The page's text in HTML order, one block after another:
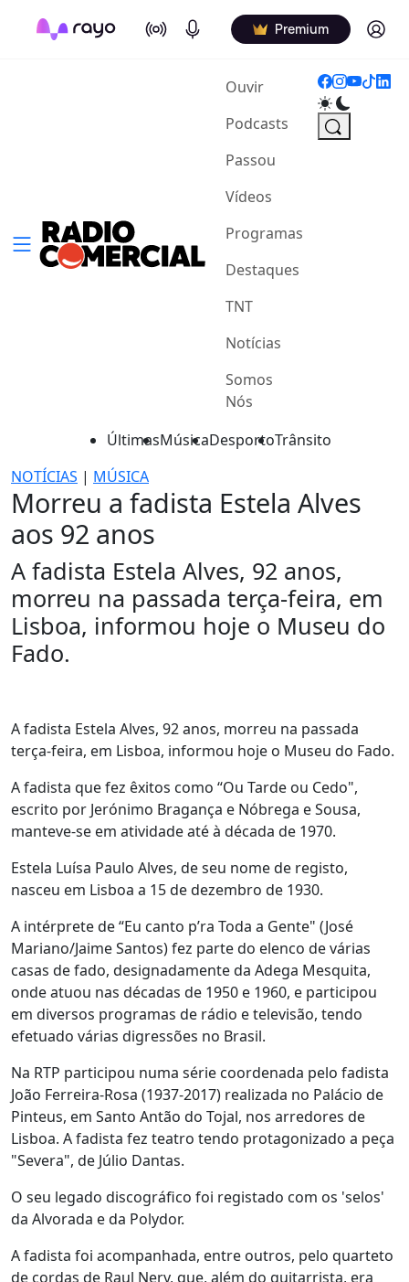
On Air Podcasts Premium Log in
Ouvir(current)
Podcasts
Passou
Vídeos
Programas
Destaques
TNT
Notícias
Somos
Nós
ÚltimasMúsicaDesportoTrânsito
NOTÍCIAS | MÚSICA
Morreu a fadista Estela Alves
aos 92 anos
A fadista Estela Alves, 92 anos,
morreu na passada terça-feira, em
Lisboa, informou hoje o Museu do
Fado.
A fadista Estela Alves, 92 anos, morreu na passada
terça-feira, em Lisboa, informou hoje o Museu do Fado.
A fadista que fez êxitos como “Ou Tarde ou Cedo",
escrito por Jerónimo Bragança e Nóbrega e Sousa,
manteve-se em atividade até à década de 1970.
Estela Luísa Paulo Alves, de seu nome de registo,
nasceu em Lisboa a 15 de dezembro de 1930.
A intérprete de “Eu canto p’ra Toda a Gente" (José
Mariano/Jaime Santos) fez parte do elenco de várias
casas de fado, designadamente da Adega Mesquita,
onde atuou nas décadas de 1950 e 1960, e participou
em diversos programas de rádio e televisão, tendo
efetuado várias digressões no Brasil.
Na RTP participou numa série coordenada pelo fadista
João Ferreira-Rosa (1937-2017) realizada no Palácio de
Pinteus, em Santo Antão do Tojal, nos arredores de
Lisboa. A fadista fez teatro tendo protagonizado a peça
"Severa", de Júlio Dantas.
O seu legado discográfico foi registado com os 'selos'
da Alvorada e da Polydor.
A fadista foi acompanhada, entre outros, pelo quarteto
de cordas de Raul Nery, que, além do guitarrista, era